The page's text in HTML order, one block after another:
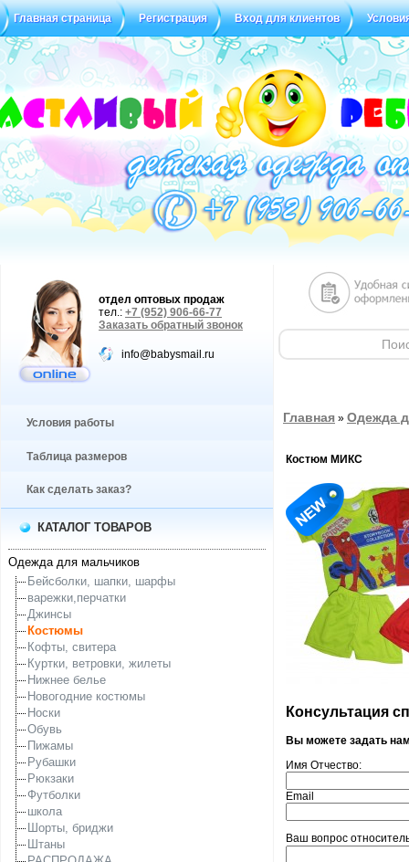
Главная страница Регистрация Вход для клиентов
Статус заказа Отзывы
отдел оптовых продаж
тел.: +7 (952) 906-66-77
Заказать обратный звонок
info@babysmail.ru
Условия работы
Таблица размеров
Как сделать заказ?
КАТАЛОГ ТОВАРОВ
Одежда для мальчиков
Бейсболки, шапки, шарфы
варежки,перчатки
Джинсы
Костюмы
Кофты, свитера
Куртки, ветровки, жилеты
Нижнее белье
Новогодние костюмы
Носки
Обувь
Пижамы
Рубашки
Рюкзаки
Футболки
школа
Шорты, бриджи
Штаны
Главная » Одежда
Костюм МИКС
Консультация
Вы можете задать
Имя Отчество:
Email
Ваш вопрос